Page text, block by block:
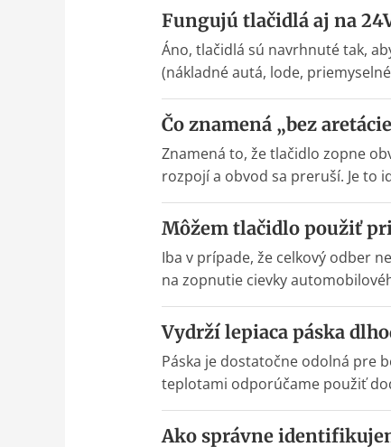
Fungujú tlačidlá aj na
Áno, tlačidlá sú navrhnuté tak,
(nákladné autá, lode,
Čo znamená „bez
Znamená to, že tlačidlo zopne
rozpojí a obvod sa preruší. Je to
Môžem tlačidlo použiť
Iba v prípade, že celkový odber
na zopnutie cievky
Vydrží lepiaca páska
Páska je dostatočne odolná pre
teplotami odporúčame použiť
Ako správne